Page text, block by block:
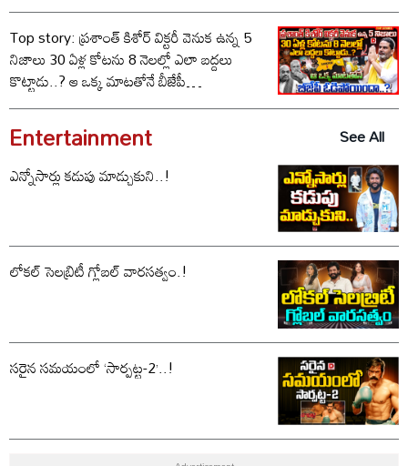
Top story: ప్రశాంత్ కిశోర్ విక్టరీ వెనుక ఉన్న 5
నిజాలు 30 ఏళ్ల కోటను 8 నెలల్లో ఎలా బద్దలు
కొట్టాడు..? ఆ ఒక్క మాటతోనే బీజేపీ
ఓడిపోయిందా..?
Entertainment
See All
ఎన్నోసార్లు కడుపు మాడ్చుకుని..!
లోకల్ సెలబ్రిటీ గ్లోబల్ వారసత్వం.!
సరైన సమయంలో ‘సార్పట్ట-2’..!